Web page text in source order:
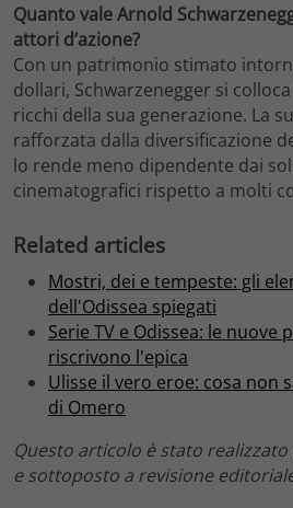
Quanto vale Arnold
attori d’azione?
Con un patrimonio stimato
dollari, Schwarzenegger si
ricchi della sua generazione. La
rafforzata dalla diversificazione
lo rende meno dipendente dai
cinematografici rispetto a molti
Related articles
Mostri, dei e tempeste: gli
dell'Odissea spiegati
Serie TV e Odissea: le nuove
riscrivono l'epica
Ulisse il vero eroe: cosa non
di Omero
Questo articolo è stato
e sottoposto a revisione